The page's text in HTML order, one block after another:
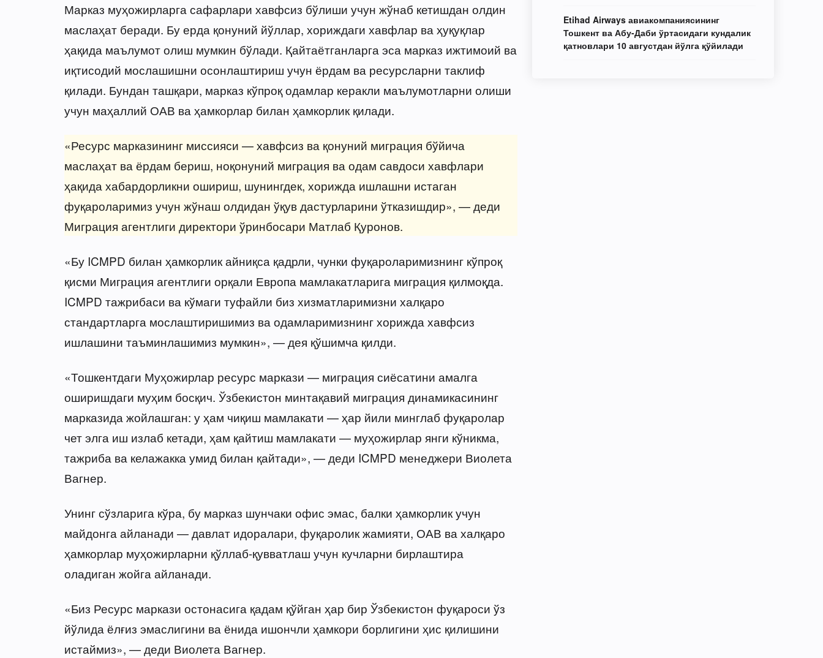
Марказ муҳожирларга сафарлари хавфсиз бўлиши учун жўнаб кетишдан олдин
маслаҳат беради. Бу ерда қонуний йўллар, хориждаги хавфлар ва ҳуқуқлар
ҳақида маълумот олиш мумкин бўлади. Қайтаётганларга эса марказ ижтимоий ва
иқтисодий мослашишни осонлаштириш учун ёрдам ва ресурсларни таклиф
қилади. Бундан ташқари, марказ кўпроқ одамлар керакли маълумотларни олиши
учун маҳаллий ОАВ ва ҳамкорлар билан ҳамкорлик қилади.
«Ресурс марказининг миссияси — хавфсиз ва қонуний миграция бўйича
маслаҳат ва ёрдам бериш, ноқонуний миграция ва одам савдоси хавфлари
ҳақида хабардорликни ошириш, шунингдек, хорижда ишлашни истаган
фуқароларимиз учун жўнаш олдидан ўқув дастурларини ўтказишдир», — деди
Миграция агентлиги директори ўринбосари Матлаб Қуронов.
«Бу ICMPD билан ҳамкорлик айниқса қадрли, чунки фуқароларимизнинг кўпроқ
қисми Миграция агентлиги орқали Европа мамлакатларига миграция қилмоқда.
ICMPD тажрибаси ва кўмаги туфайли биз хизматларимизни халқаро
стандартларга мослаштиришимиз ва одамларимизнинг хорижда хавфсиз
ишлашини таъминлашимиз мумкин», — дея қўшимча қилди.
«Тошкентдаги Муҳожирлар ресурс маркази — миграция сиёсатини амалга
оширишдаги муҳим босқич. Ўзбекистон минтақавий миграция динамикасининг
марказида жойлашган: у ҳам чиқиш мамлакати — ҳар йили минглаб фуқаролар
чет элга иш излаб кетади, ҳам қайтиш мамлакати — муҳожирлар янги кўникма,
тажриба ва келажакка умид билан қайтади», — деди ICMPD менеджери Виолета
Вагнер.
Унинг сўзларига кўра, бу марказ шунчаки офис эмас, балки ҳамкорлик учун
майдонга айланади — давлат идоралари, фуқаролик жамияти, ОАВ ва халқаро
ҳамкорлар муҳожирларни қўллаб-қувватлаш учун кучларни бирлаштира
оладиган жойга айланади.
«Биз Ресурс маркази остонасига қадам қўйган ҳар бир Ўзбекистон фуқароси ўз
йўлида ёлғиз эмаслигини ва ёнида ишончли ҳамкори борлигини ҳис қилишини
истаймиз», — деди Виолета Вагнер.
Etihad Airways авиакомпаниясининг
Тошкент ва Абу-Даби ўртасидаги кундалик
қатновлари 10 августдан йўлга қўйилади